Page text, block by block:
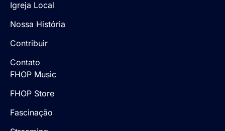
Igreja Local
Nossa História
Contribuir
Contato
FHOP Music
FHOP Store
Fascinação